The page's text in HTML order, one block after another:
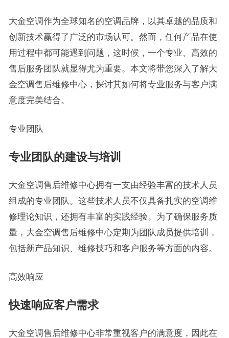
大金空调作为全球知名的空调品牌，以其卓越的品质和
创新技术赢得了广泛的市场认可。然而，任何产品在使
用过程中都可能遇到问题，这时候，一个专业、高效的
售后服务团队就显得尤为重要。本文将带您深入了解大
金空调售后维修中心，探讨其如何将专业服务与客户满
意度完美结合。
专业团队
专业团队的建设与培训
大金空调售后维修中心拥有一支由经验丰富的技术人员
组成的专业团队。这些技术人员不仅具备扎实的空调维
修理论知识，还拥有丰富的实践经验。为了确保服务质
量，大金空调售后维修中心定期为团队成员提供培训，
包括新产品知识、维修技巧和客户服务等方面的内容。
高效响应
快速响应客户需求
大金空调售后维修中心非常重视客户的满意度，因此在